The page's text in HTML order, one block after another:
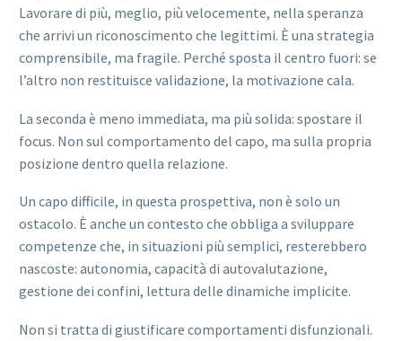
Lavorare di più, meglio, più velocemente, nella speranza
che arrivi un riconoscimento che legittimi. È una strategia
comprensibile, ma fragile. Perché sposta il centro fuori: se
l’altro non restituisce validazione, la motivazione cala.
La seconda è meno immediata, ma più solida: spostare il
focus. Non sul comportamento del capo, ma sulla propria
posizione dentro quella relazione.
Un capo difficile, in questa prospettiva, non è solo un
ostacolo. È anche un contesto che obbliga a sviluppare
competenze che, in situazioni più semplici, resterebbero
nascoste: autonomia, capacità di autovalutazione,
gestione dei confini, lettura delle dinamiche implicite.
Non si tratta di giustificare comportamenti disfunzionali.